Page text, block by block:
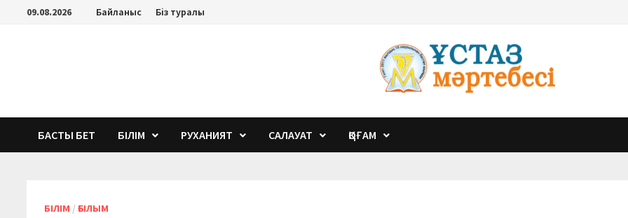
Перейти09.08.2026 Байланыс Біз туралы
БАСТЫ БЕТ БІЛІМ РУХАНИЯТ САЛАУАТ ҚОҒАМ
БІЛІМ /ҒЫЛЫМ